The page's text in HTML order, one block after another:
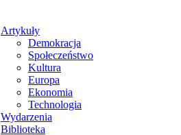
Artykuły
Demokracja
Społeczeństwo
Kultura
Europa
Ekonomia
Technologia
Wydarzenia
Biblioteka